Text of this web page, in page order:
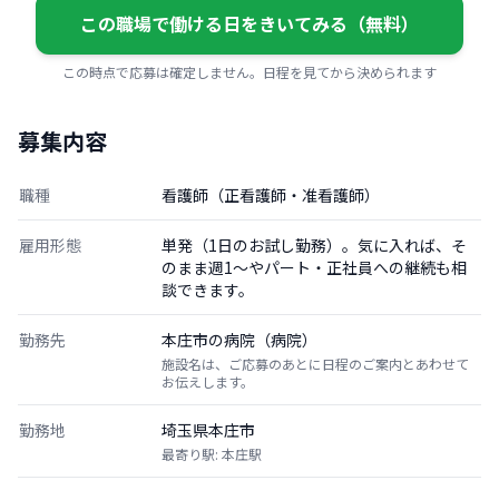
この職場で働ける日をきいてみる（無料）
この時点で応募は確定しません。日程を見てから決められます
募集内容
職種 看護師（正看護師・准看護師）
雇用形態
単発（1日のお試し勤務）。気に入れば、そ
のまま週1〜やパート・正社員への継続も相
談できます。
勤務先 本庄市の病院（病院）
施設名は、ご応募のあとに日程のご案内とあわせて
お伝えします。
勤務地 埼玉県本庄市
最寄り駅: 本庄駅